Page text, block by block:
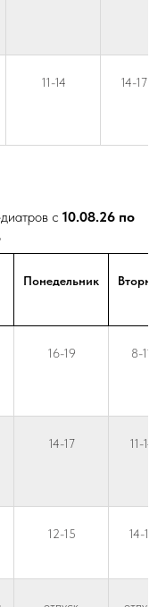
11-14 14-17
с 10.08.26 по
Понедельник Вторник
16-19 8-11
14-17 11-14
12-15 14-17